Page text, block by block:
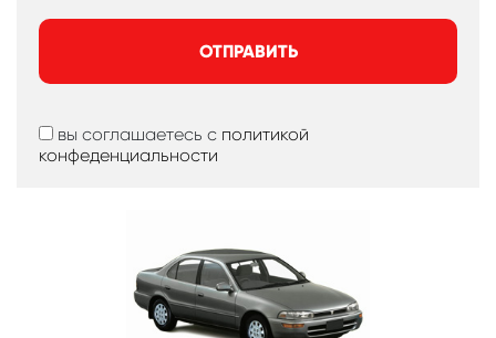
ОТПРАВИТЬ
вы соглашаетесь с политикой
конфеденциальности